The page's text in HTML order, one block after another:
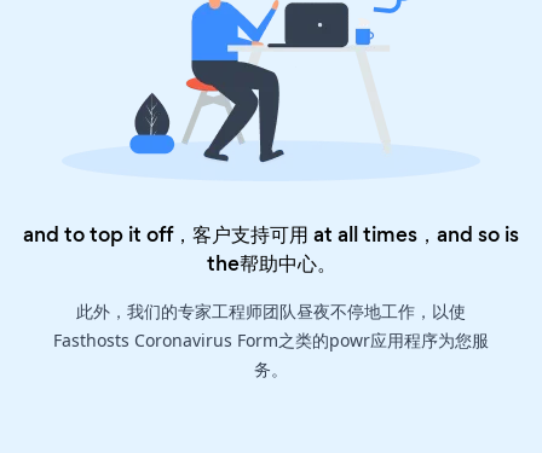
and to top it off，客户支持可用 at all times，and so is
the帮助中心。
此外，我们的专家工程师团队昼夜不停地工作，以使
Fasthosts Coronavirus Form之类的powr应用程序为您服
务。